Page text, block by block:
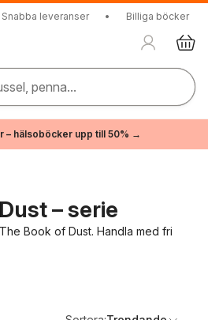
Snabba leveranser • Billiga böcker
penna...
– hälsoböcker upp till 50% →
– serie
Book of Dust. Handla med fri